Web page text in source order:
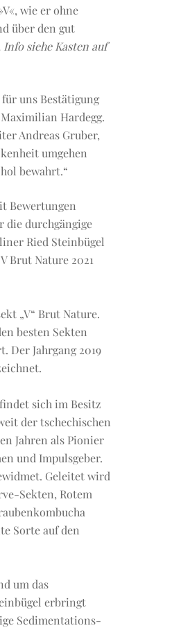
wie er ohne
über den gut
Info siehe Kasten auf
uns Bestätigung
Hardegg.
Andreas Gruber,
umgehen
bewahrt.“
Bewertungen
die durchgängige
Ried Steinbügel
Brut Nature 2021
„V“ Brut Nature.
besten Sekten
Der Jahrgang 2019
sich im Besitz
der tschechischen
Jahren als Pionier
und Impulsgeber.
Geleitet wird
Sekten, Rotem
Sorte auf den
um das
erbringt
Sedimentations-